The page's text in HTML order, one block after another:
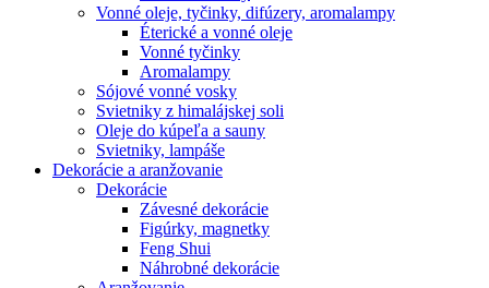
Vonné oleje, tyčinky, difúzery, aromalampy
Éterické a vonné oleje
Vonné tyčinky
Aromalampy
Sójové vonné vosky
Svietniky z himalájskej soli
Oleje do kúpeľa a sauny
Svietniky, lampáše
Dekorácie a aranžovanie
Dekorácie
Závesné dekorácie
Figúrky, magnetky
Feng Shui
Náhrobné dekorácie